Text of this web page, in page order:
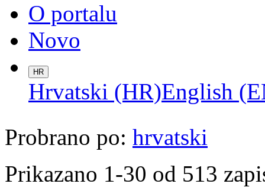
O portalu
Novo
HR
Hrvatski (HR)English
Probrano po: hrvatski
Prikazano 1-30 od 513